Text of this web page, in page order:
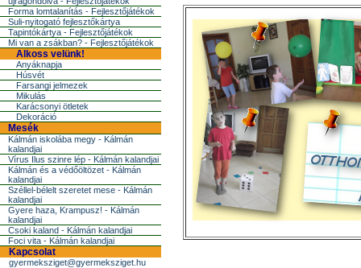
Forma lomtalanítás - Fejlesztőjátékok
Suli-nyitogató fejlesztőkártya
Tapintókártya - Fejlesztőjátékok
Mi van a zsákban? - Fejlesztőjátékok
Alkoss velünk!
Anyáknapja
Húsvét
Farsangi jelmezek
Mikulás
Karácsonyi ötletek
Dekoráció
Mesék
Kálmán iskolába megy - Kálmán
kalandjai
Vírus Ilus szinre lép - Kálmán kalandjai
Kálmán és a védőöltözet - Kálmán
kalandjai
Széllel-bélelt szeretet mese - Kálmán
kalandjai
Gyere haza, Krampusz! - Kálmán
kalandjai
Csoki kaland - Kálmán kalandjai
Foci vita - Kálmán kalandjai
Kapcsolat
gyermeksziget@gyermeksziget.hu